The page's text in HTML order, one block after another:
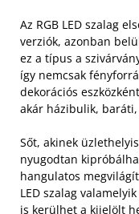
Az RGB LED szalag
verziók, azonban
ez a típus a
így nemcsak
dekorációs
akár házibulik,
Sőt, akinek
nyugodtan
hangulatos
LED szalag
is kerülhet a kijelölt